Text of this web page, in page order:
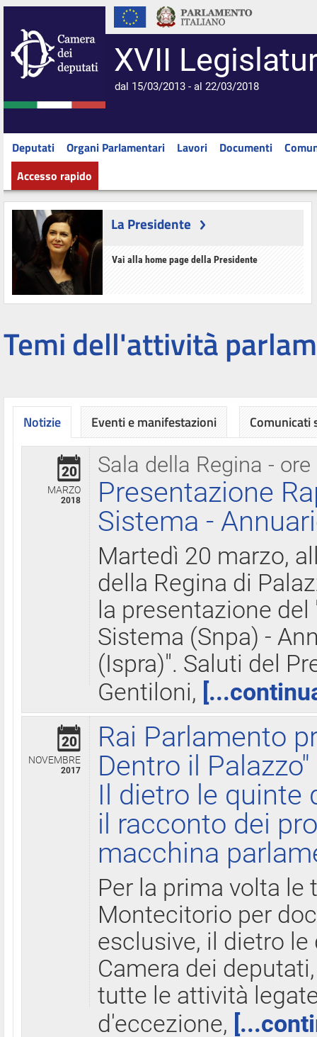
XVII
dal 15/03/2013 - al 22/03/2018
Deputati Organi Parlamentari Lavori Documenti
Accesso rapido
La Presidente
Vai alla home page della Presidente
Temi dell'attività
Notizie
Sala della Regina - ore
20
MARZO
2018
Presentazione
Sistema -
Martedì 20 marzo,
della Regina di
la presentazione
Sistema (Snpa) -
(Ispra)". Saluti del
Gentiloni,
20
NOVEMBRE
2017
Rai Parlamento
Dentro il Palazzo"
Il dietro le quinte
il racconto dei
macchina
Per la prima volta le
Montecitorio per
esclusive, il dietro
Camera dei
tutte le attività
d'eccezione,
Eventi e manifestazioni Comunicati